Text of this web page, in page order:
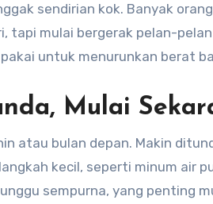
sendirian kok. Banyak
tapi mulai bergerak pelan-
untuk menurunkan berat
Mulai
atau bulan depan. Makin
kecil, seperti minum air
sempurna, yang penting